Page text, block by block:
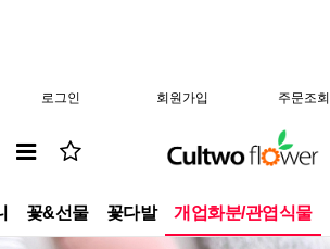
로그인 회원가입 주문조회
꽃&선물 꽃다발 개업화분/관엽식물